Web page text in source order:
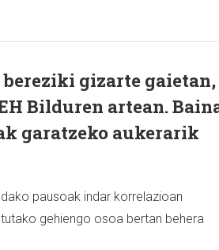
bereziki gizarte gaietan,
Bilduren artean.
garatzeko aukerarik
pausoak indar korrelazioan
gehiengo osoa bertan behera